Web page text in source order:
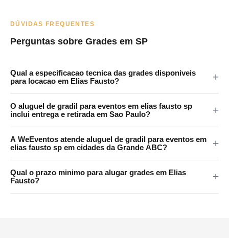
DÚVIDAS FREQUENTES
Perguntas sobre Grades em SP
Qual a especificacao tecnica das grades disponiveis
para locacao em Elias Fausto?
pontos e tratamento anticorrosao. Certificadas para eventos
O aluguel de gradil para eventos em elias fausto sp
inclui entrega e retirada em Sao Paulo?
Paulo e Grande SP. Atendemos Elias Fausto e regiao
A WeEventos atende aluguel de gradil para eventos em
elias fausto sp em cidades da Grande ABC?
Diadema e Maua. Consulte disponibilidade pelo WhatsApp.
Qual o prazo minimo para alugar grades em Elias
Fausto?